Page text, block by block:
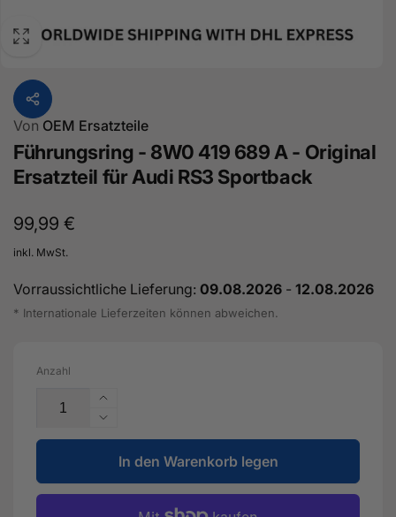
Von OEM Ersatzteile
Führungsring - 8W0 419 689 A - Original
Ersatzteil für Audi RS3 Sportback
Normaler
Preis
99,99 €
inkl. MwSt.
Vorraussichtliche Lieferung: 09.08.2026 - 12.08.2026
* Internationale Lieferzeiten können abweichen.
Anzahl
Erhöhe
die
Menge
für
Führungsring
-
Verringere
die
Menge
für
Führungsring
In den Warenkorb legen